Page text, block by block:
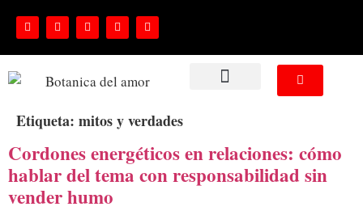
Etiqueta: mitos y verdades
Cordones energéticos en relaciones: cómo
hablar del tema con responsabilidad sin
vender humo